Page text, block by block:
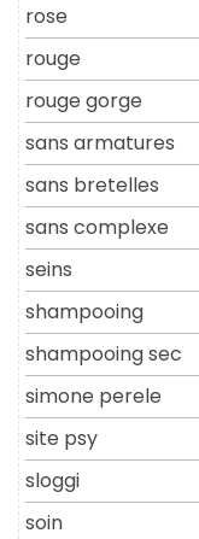
rose
rouge
rouge gorge
sans armatures
sans bretelles
sans complexe
seins
shampooing
shampooing sec
simone perele
site psy
sloggi
soin